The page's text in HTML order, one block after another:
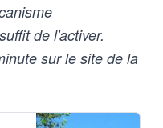
de l'activer.
sur le site de la